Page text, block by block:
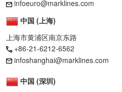
infoeuro@marklines.com
中国 (上海)
上海市黄浦区南京东路
+86-21-6212-6562
infoshanghai@marklines.com
中国 (深圳)